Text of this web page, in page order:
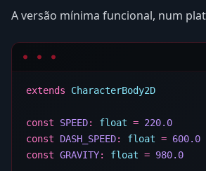
A versão mínima funcional, num
extends
const SPEED: float =
const DASH_SPEED: float =
const GRAVITY: float =